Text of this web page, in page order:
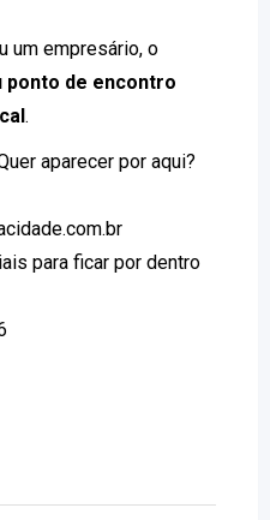
um empresário, o
ponto de encontro
.
aparecer por aqui?
para ficar por dentro